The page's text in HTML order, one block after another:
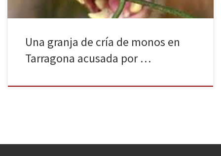
Una granja de cría de monos en
Tarragona acusada por …